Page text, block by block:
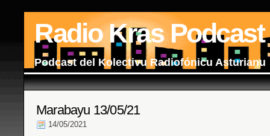
Radio Kras Podcast
Podcast del Kolectivu Radiofónicu Asturianu
Marabayu 13/05/21
14/05/2021